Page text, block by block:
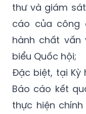
thư và giám
cáo của công
hành chất
biểu Quốc hội;
Đặc biệt, tại Kỳ
Báo cáo kết
thực hiện